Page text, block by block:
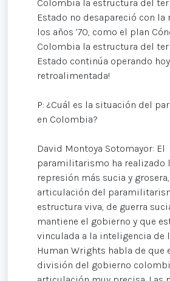
Colombia la estructura del
Estado no desapareció con la
los años ’70, como el plan
Colombia la estructura del
Estado continúa operando
retroalimentada!
P: ¿Cuál es la situación del
en Colombia?
David Montoya Sotomayor: El
paramilitarismo ha realizado
represión más sucia y
articulación del
estructura viva, de guerra
mantiene el gobierno y que
vinculada a la inteligencia de
Human Wrights habla de que
división del gobierno